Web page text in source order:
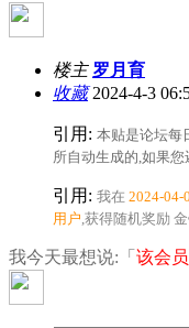
楼主 罗月育
收藏2024-4-3
引用: 本贴是论坛每
所自动生成的,如果您
引用: 我在 2024-04-
用户 ,获得随机奖励
我今天最想说:「 该会